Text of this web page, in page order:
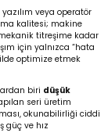
veya operatör
kalitesi; makine
titreşime kadar
için yalnızca “hata
optimize etmek
biri düşük
seri üretim
okunabilirliği ciddi
güç ve hız